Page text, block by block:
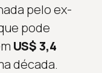
pelo ex-
pode
US$ 3,4
década.